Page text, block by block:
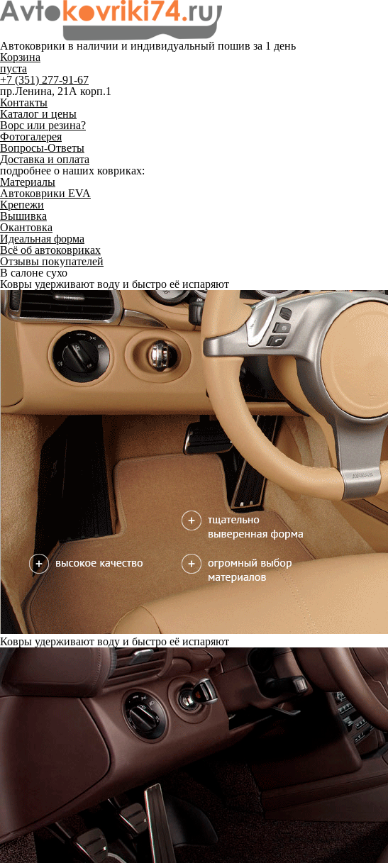
Автоковрики в наличии и индивидуальный пошив за 1 день
Корзина
пуста
+7 (351) 277-91-67
пр.Ленина, 21А корп.1
Контакты
Каталог и цены
Ворс или резина?
Фотогалерея
Вопросы-Ответы
Доставка и оплата
подробнее о наших ковриках:
Материалы
Автоковрики EVA
Крепежи
Вышивка
Окантовка
Идеальная форма
Всё об автоковриках
Отзывы покупателей
В салоне сухо
Ковры удерживают воду и быстро её испаряют
Ковры удерживают воду и быстро её испаряют